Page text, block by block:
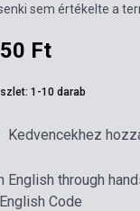
sem értékelte a
Ft
1-10 darab
Kedvencekhez
English through
Code